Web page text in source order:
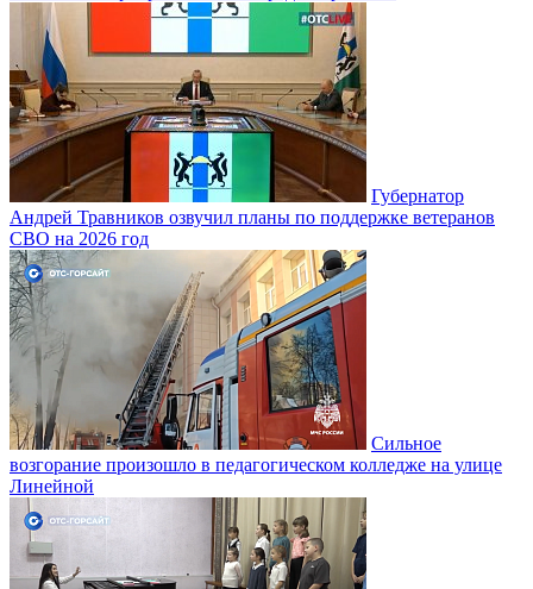
Губернатор
Андрей Травников озвучил планы по поддержке ветеранов
СВО на 2026 год
Сильное
возгорание произошло в педагогическом колледже на улице
Линейной